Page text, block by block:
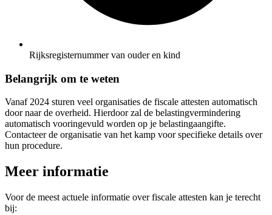
Rijksregisternummer van ouder en kind
Belangrijk om te weten
Vanaf 2024 sturen veel organisaties de fiscale attesten automatisch
door naar de overheid. Hierdoor zal de belastingvermindering
automatisch vooringevuld worden op je belastingaangifte.
Contacteer de organisatie van het kamp voor specifieke details over
hun procedure.
Meer informatie
Voor de meest actuele informatie over fiscale attesten kan je terecht
bij: